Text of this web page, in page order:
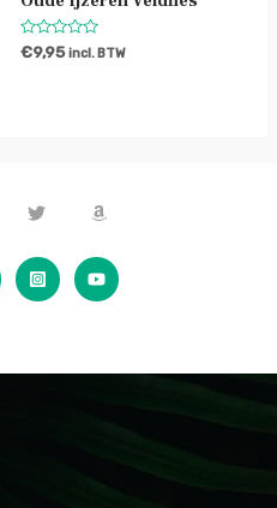
Waardering
0
€9,95 incl. BTW